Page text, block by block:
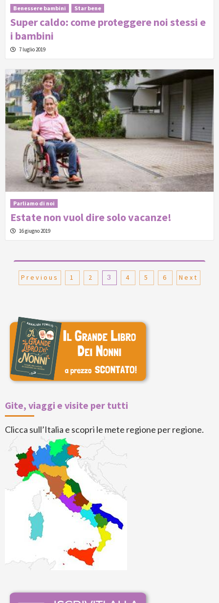
Benessere bambini Star bene
Super caldo: come proteggere noi stessi e
i bambini
7 luglio 2019
Parliamo di noi
Estate non vuol dire solo vacanze!
16 giugno 2019
Paginazione
articoli
Previous 1 2 3 4 5 6 Next
Gite, viaggi e visite per tutti
Clicca sull’Italia e scopri le mete regione per regione.